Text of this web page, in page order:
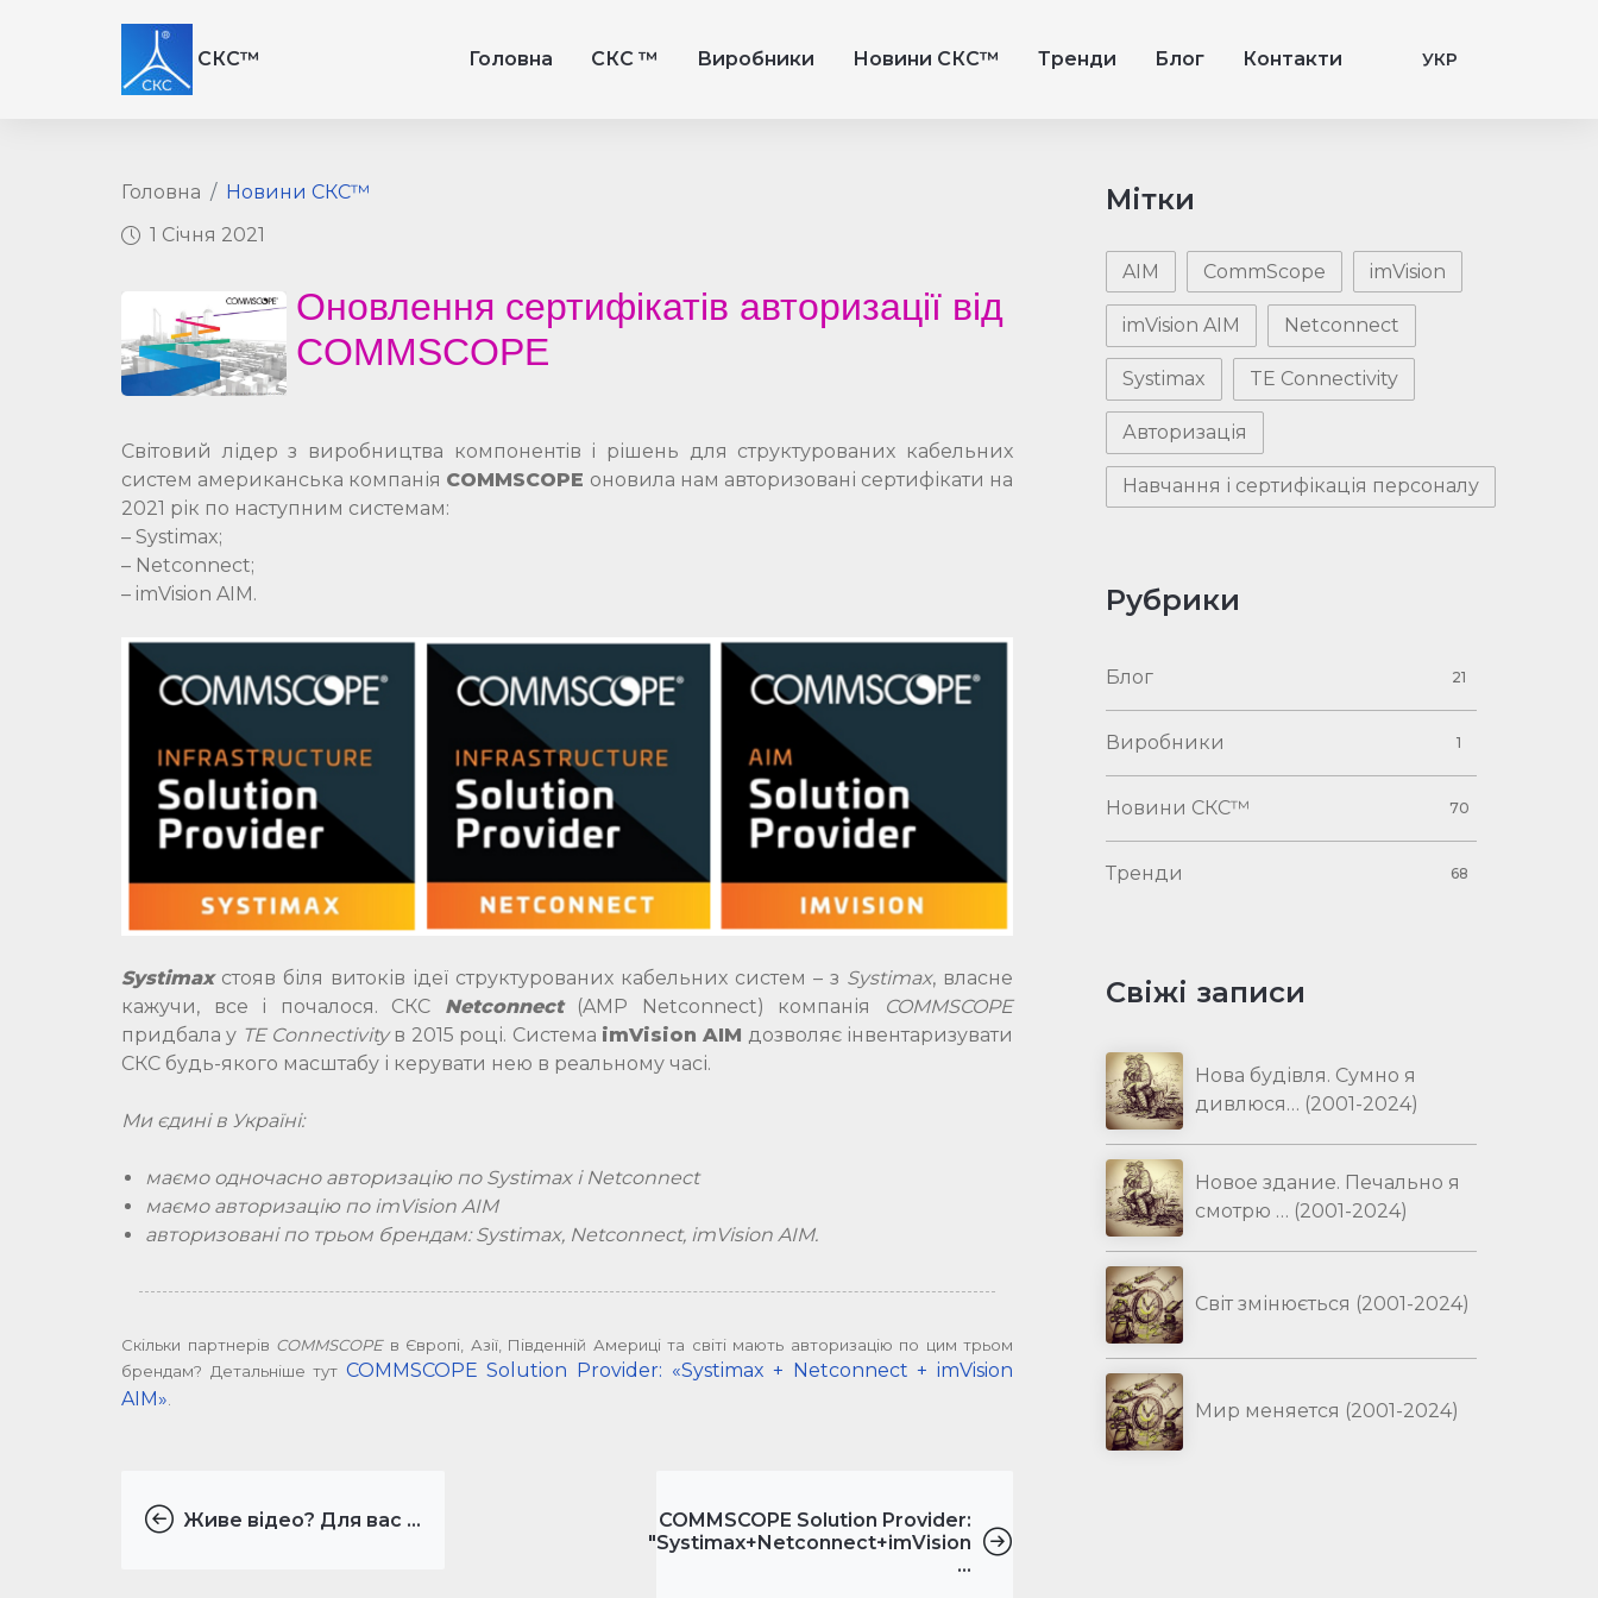
СКС™ Головна СКС ™ Виробники Новини СКС™ Тренди Блог Контакти УКР
Головна
Новини СКС™
1 Січня 2021
Оновлення сертифікатів авторизації від
COMMSCOPE
Світовий лідер з виробництва компонентів і рішень для структурованих кабельних
систем американська компанія COMMSCOPE оновила нам авторизовані сертифікати на
2021 рік по наступним системам:
– Systimax;
– Netconnect;
– imVision AIM.
Systimaxстояв біля витоків ідеї структурованих кабельних систем – з Systimax, власне
кажучи, все і почалося. СКС Netconnect(AMP Netconnect) компанія
COMMSCOPE
придбала у TE Connectivityв 2015 році. Система imVision AIM дозволяє інвентаризувати
СКС будь-якого масштабу і керувати нею в реальному часі.
Ми єдині в Україні:
маємо одночасно авторизацію по Systimax і Netconnect
маємо авторизацію по imVision AIM
авторизовані по трьом брендам: Systimax, Netconnect, imVision AIM.
Скільки партнерів COMMSCOPEв Європі, Азії, Південній Америці та світі мають авторизацію по цим трьом
брендам? Детальніше тут COMMSCOPE Solution Provider: «Systimax + Netconnect + imVision
AIM»
Живе відео? Для вас ...
COMMSCOPE Solution Provider:
"Systimax+Netconnect+imVision
...
Мітки
AIM CommScope imVision
imVision AIM Netconnect
Systimax TE Connectivity
Авторизація
Навчання і сертифікація персоналу
Рубрики
Блог 21
Виробники 1
Новини СКС™ 70
Тренди 68
Свіжі записи
Нова будівля. Сумно я
дивлюся… (2001-2024)
Новое здание. Печально я
смотрю … (2001-2024)
Світ змінюється (2001-2024)
Мир меняется (2001-2024)